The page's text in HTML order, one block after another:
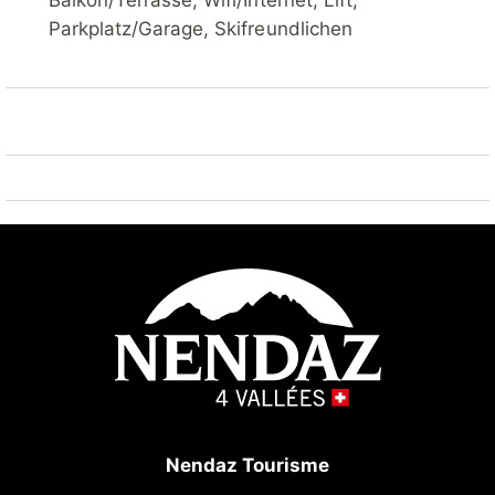
Tennis 700 m, Skisportanlagen 1 km,
erreichbar: Nendaz 4 Vallées - Tracouet 1 km.
Parkplatz/Garage, Skifreundlichen
Nendaz Tourisme